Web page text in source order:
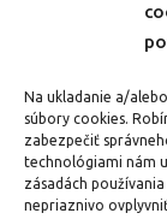
Na ukladanie a/
súbory cookies.
zabezpečiť
technológiami nám
zásadách
nepriaznivo
Chcete
prvými?